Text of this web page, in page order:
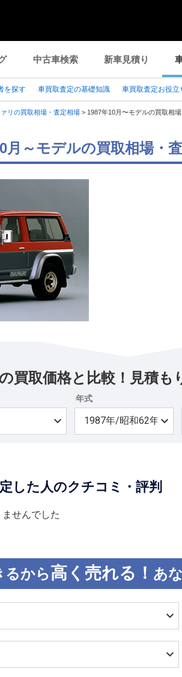
中古車検索 新車見積り
を探す 車買取査定の基礎知識 車買取査定お役立
リの買取相場・査定相場 > 1987年10月〜モデルの買取相
月～モデルの買取相場・
買取価格と比較！見積も
年式
した人のクチコミ・評判
せんでした
るから高く売れる！ あ